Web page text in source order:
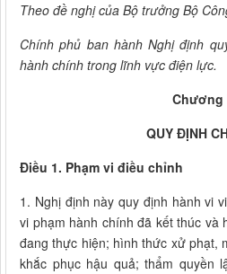
Theo đề nghị của Bộ trưởng Bộ
Chính phủ ban hành Nghị định
hành chính trong lĩnh vực điện lực.
Chương
QUY ĐỊNH
Điều 1. Phạm vi điều chỉnh
1. Nghị định này quy định hành vi
vi phạm hành chính đã kết thúc và
đang thực hiện; hình thức xử phạt,
khắc phục hậu quả; thẩm quyền